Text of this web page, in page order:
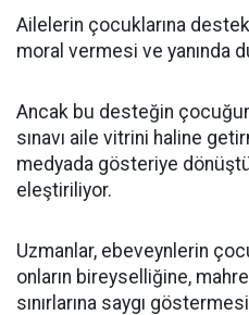
Ailelerin çocuklarına
moral vermesi ve yanında
Ancak bu desteğin
sınavı aile vitrini haline
medyada gösteriye
eleştiriliyor.
Uzmanlar, ebeveynlerin
onların bireyselliğine,
sınırlarına saygı